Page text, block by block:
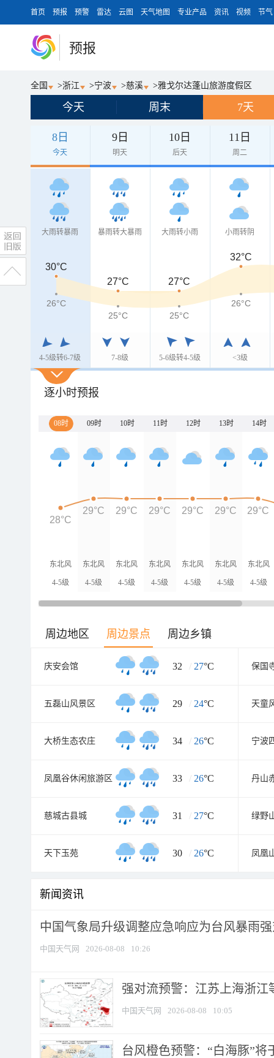
首页 预报 预警 雷达 云图 天气地图 专业产品 资讯 视频 节气
预报
全国 >浙江 >宁波 >慈溪 >雅戈尔达蓬山旅游度假区
今天 周末 7天
8日
今天
9日
明天
10日
后天
11日
周二
大雨转暴雨
4-5级转6-7级
暴雨转大暴雨
7-8级
大雨转小雨
5-6级转4-5级
小雨转阴
<3级
30°C
27°C
27°C
32°C
26°C
25°C
25°C
26°C
逐小时预报
08时 09时 10时 11时 12时 13时 14时
东北风
4-5级
东北风
4-5级
东北风
4-5级
东北风
4-5级
东北风
4-5级
东北风
4-5级
东北风
4-5级
28°C
29°C 29°C 29°C 29°C 29°C 29°C
周边地区 周边景点 周边乡镇
庆安会馆 32 / 27°C 保国
五磊山风景区 29 / 24°C 天童
大桥生态农庄 34 / 26°C
凤凰谷休闲旅游区 33 / 26°C
慈城古县城 31 / 27°C 绿野
天下玉苑 30 / 26°C 凤凰
新闻资讯
中国气象局升级调整应急响应为台风暴雨
中国天气网 2026-08-08 10:26
强对流预警：江苏上海浙江
中国天气网 2026-08-08 10:05
台风橙色预警：“白海豚”将